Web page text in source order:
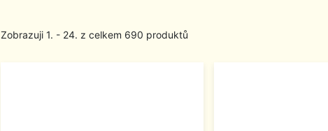
Zobrazuji 1. - 24. z celkem 690 produktů